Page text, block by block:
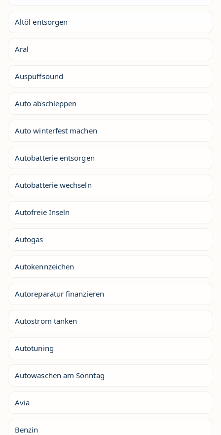
Altöl entsorgen
Aral
Auspuffsound
Auto abschleppen
Auto winterfest machen
Autobatterie entsorgen
Autobatterie wechseln
Autofreie Inseln
Autogas
Autokennzeichen
Autoreparatur finanzieren
Autostrom tanken
Autotuning
Autowaschen am Sonntag
Avia
Benzin